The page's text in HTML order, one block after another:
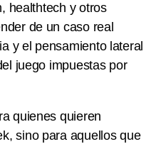
healthtech y otros
de un caso real
y el pensamiento lateral
juego impuestas por
quienes quieren
sino para aquellos que